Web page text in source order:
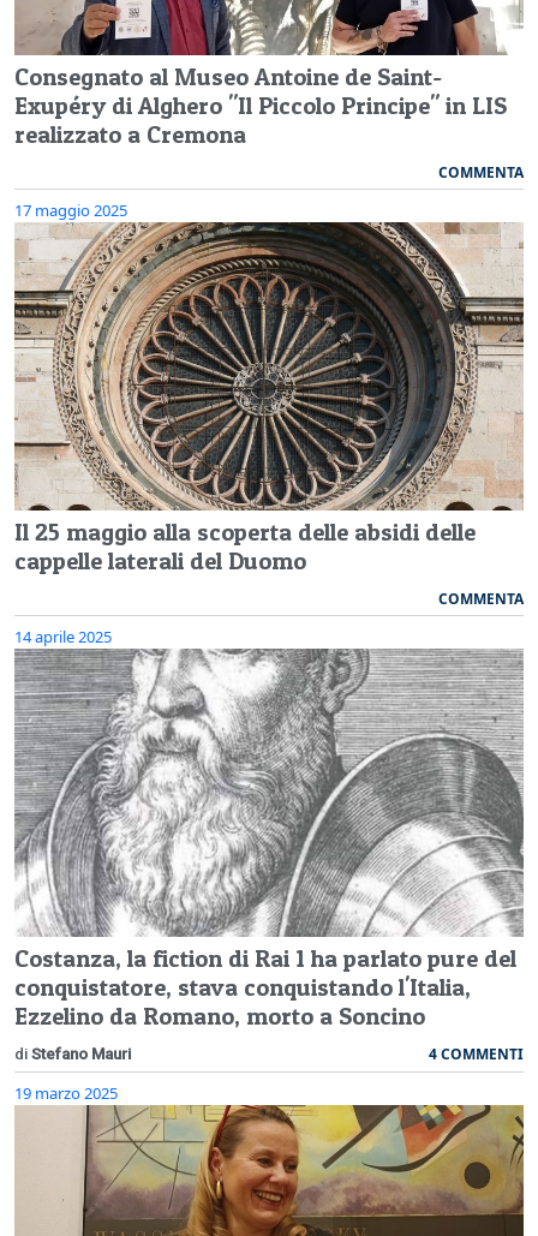
Consegnato al Museo Antoine de Saint-
Exupéry di Alghero "Il Piccolo Principe" in LIS
realizzato a Cremona
COMMENTA
17 maggio 2025
Il 25 maggio alla scoperta delle absidi delle
cappelle laterali del Duomo
COMMENTA
14 aprile 2025
Costanza, la fiction di Rai 1 ha parlato pure del
conquistatore, stava conquistando l'Italia,
Ezzelino da Romano, morto a Soncino
di Stefano Mauri 4 COMMENTI
19 marzo 2025